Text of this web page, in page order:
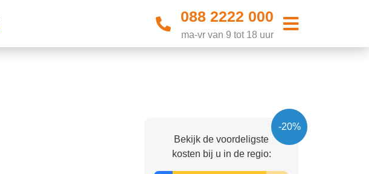
088 2222 000
ma-vr van 9 tot 18 uur
-20%
Bekijk de voordeligste
kosten bij u in de regio: